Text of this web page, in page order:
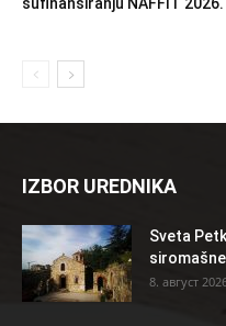
sufinansiranju NAFFIT 2026.
IZBOR UREDNIKA
Sveta
siromašne
8. август